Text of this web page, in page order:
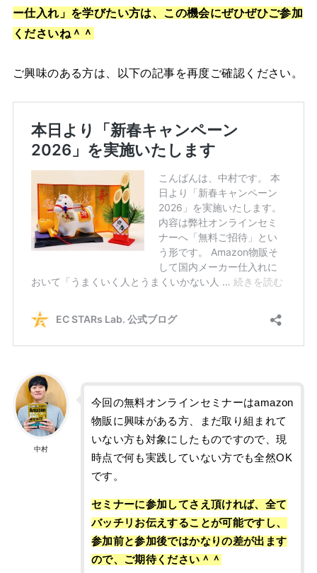
ー仕入れ」を学びたい方は、この機会にぜひぜひご参加
くださいね＾＾
ご興味のある方は、以下の記事を再度ご確認ください。
中村
今回の無料オンラインセミナーはamazon
物販に興味がある方、まだ取り組まれて
いない方も対象にしたものですので、現
時点で何も実践していない方でも全然OK
です。
セミナーに参加してさえ頂ければ、全て
バッチリお伝えすることが可能ですし、
参加前と参加後ではかなりの差が出ます
ので、ご期待ください＾＾